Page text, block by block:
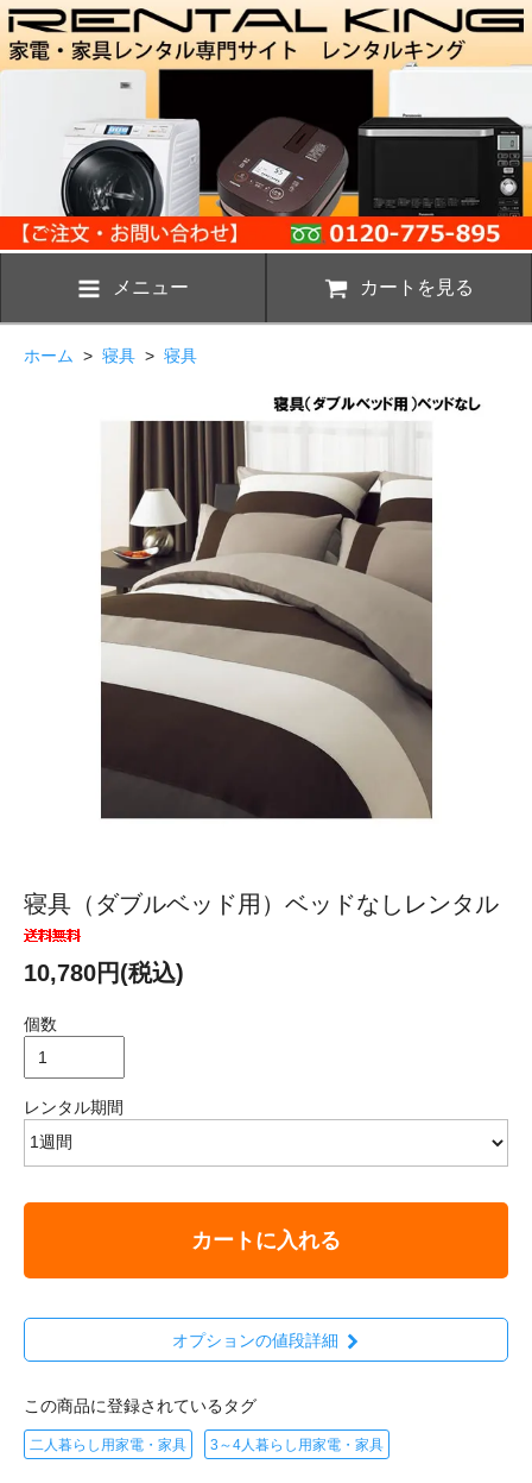
メニュー カートを見る
ホーム > 寝具 > 寝具
寝具（ダブルベッド用）ベッドなしレンタル
10,780円(税込)
個数
レンタル期間
カートに入れる
オプションの値段詳細
この商品に登録されているタグ
二人暮らし用家電・家具 3～4人暮らし用家電・家具